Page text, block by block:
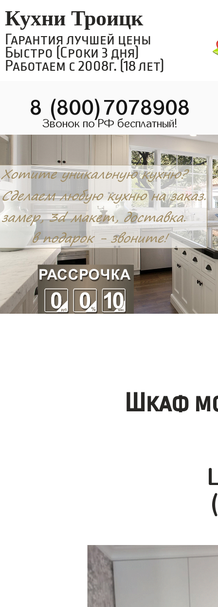
Кухни Троицк
Гарантия лучшей цены
Быстро (Сроки 3 дня)
Работаем с 2008г. (18 лет)
8 (800)7078908
Звонок по РФ бесплатный!
Шкаф